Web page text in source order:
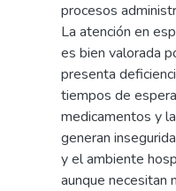
procesos
La atención en
es bien valorada
presenta
tiempos de
medicamentos y
generan
y el ambiente
aunque necesitan